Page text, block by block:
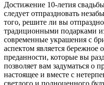
Достижение 10-летия
следует отпраздновать
того, решите ли вы
традиционными подарками
современные украшения с
аспектом является
преданности, которые вы
позволяет вам задуматься о
настоящее и вместе с